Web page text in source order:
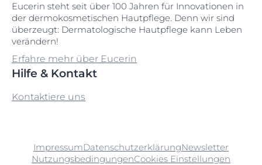
Eucerin steht seit über 100 Jahren für Innovationen in
der dermokosmetischen Hautpflege. Denn wir sind
überzeugt: Dermatologische Hautpflege kann Leben
verändern!
Erfahre mehr über Eucerin
Hilfe & Kontakt
Kontaktiere uns
ImpressumDatenschutzerklärungNewsletter
NutzungsbedingungenCookies Einstellungen